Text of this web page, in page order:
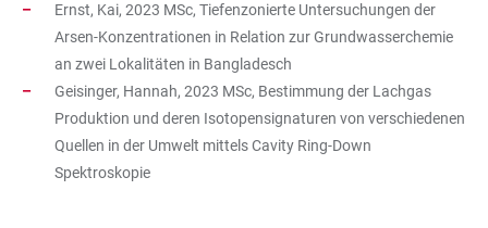
Ernst, Kai, 2023 MSc, Tiefenzonierte Untersuchungen der
Arsen-Konzentrationen in Relation zur Grundwasserchemie
an zwei Lokalitäten in Bangladesch
Geisinger, Hannah, 2023 MSc, Bestimmung der Lachgas
Produktion und deren Isotopensignaturen von verschiedenen
Quellen in der Umwelt mittels Cavity Ring-Down
Spektroskopie